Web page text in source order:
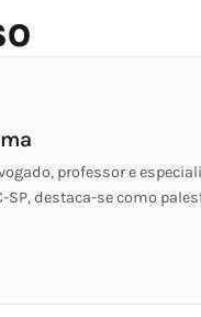
professor e
SP, destaca-se como